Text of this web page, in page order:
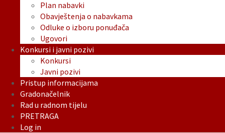
Plan nabavki
Obavještenja o nabavkama
Odluke o izboru ponuđača
Ugovori
Konkursi i javni pozivi
Konkursi
Javni pozivi
Pristup informacijama
Gradonačelnik
Rad u radnom tijelu
PRETRAGA
Log in